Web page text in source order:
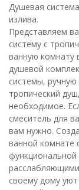
Душевая
излива.
Представляем
систему с
ванную комнату
душевой
системы, ручную
тропический
необходимое.
смеситель для
вам нужно.
ванной комнате
своему дому